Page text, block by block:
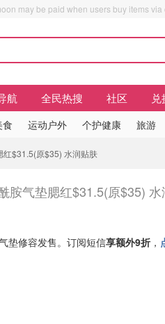
may be paid when users buy items via
航 全民热搜 社区
食 运动户外 个护健康 旅游
红$31.5(原$35) 水润贴肤
胺气垫腮红$31.5(原$35)
垫修容发售。订阅短信享额外9折 ，